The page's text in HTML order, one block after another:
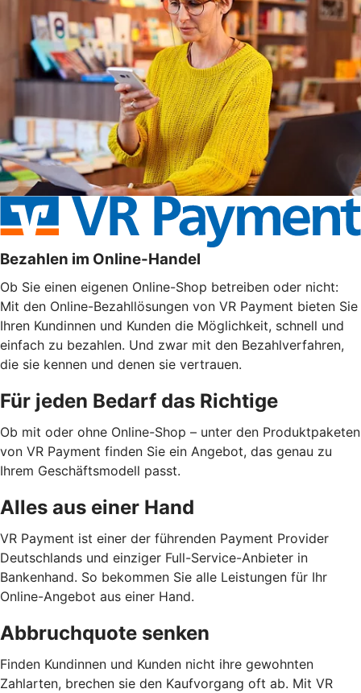
Bezahlen im Online-Handel
Ob Sie einen eigenen Online-Shop betreiben oder nicht:
Mit den Online-Bezahllösungen von VR Payment bieten Sie
Ihren Kundinnen und Kunden die Möglichkeit, schnell und
einfach zu bezahlen. Und zwar mit den Bezahlverfahren,
die sie kennen und denen sie vertrauen.
Für jeden Bedarf das Richtige
Ob mit oder ohne Online-Shop – unter den Produktpaketen
von VR Payment finden Sie ein Angebot, das genau zu
Ihrem Geschäftsmodell passt.
Alles aus einer Hand
VR Payment ist einer der führenden Payment Provider
Deutschlands und einziger Full-Service-Anbieter in
Bankenhand. So bekommen Sie alle Leistungen für Ihr
Online-Angebot aus einer Hand.
Abbruchquote senken
Finden Kundinnen und Kunden nicht ihre gewohnten
Zahlarten, brechen sie den Kaufvorgang oft ab. Mit VR